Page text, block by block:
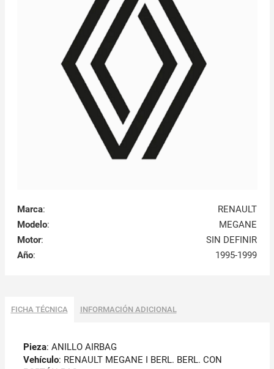
Marca:
RENAULT
Modelo:
MEGANE
Motor:
SIN DEFINIR
Año: 1995-1999
FICHA TÉCNICA INFORMACIÓN ADICIONAL
Pieza: ANILLO AIRBAG
Vehículo: RENAULT MEGANE I BERL. BERL. CON